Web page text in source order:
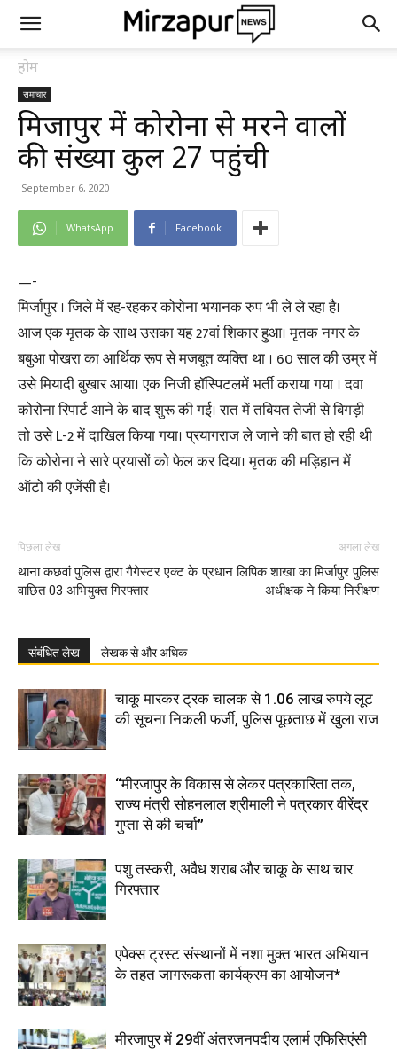
होम
समाचार
मिर्जापुर में कोरोना से मरने वालों
की संख्या कुल 27 पहुंची
September 6, 2020
WhatsApp Facebook
—-
मिर्जापुर । जिले में रह-रहकर कोरोना भयानक रुप भी ले ले रहा है।
आज एक मृतक के साथ उसका यह 27वां शिकार हुआ। मृतक नगर के
बबुआ पोखरा का आर्थिक रूप से मजबूत व्यक्ति था । 60 साल की उम्र में
उसे मियादी बुखार आया। एक निजी हॉस्पिटलमें भर्ती कराया गया । दवा
कोरोना रिपार्ट आने के बाद शुरू की गई। रात में तबियत तेजी से बिगड़ी
तो उसे L-2 में दाखिल किया गया। प्रयागराज ले जाने की बात हो रही थी
कि कोरोना ने सारे प्रयासों को फेल कर दिया। मृतक की मड़िहान में
ऑटो की एजेंसी है।
पिछला लेख
थाना कछवां पुलिस द्वारा गैगेस्टर एक्ट के
वाछित 03 अभियुक्त गिरफ्तार
अगला लेख
प्रधान लिपिक शाखा का मिर्जापुर पुलिस
अधीक्षक ने किया निरीक्षण
संबंधित लेख लेखक से और अधिक
चाकू मारकर ट्रक चालक से 1.06 लाख रुपये लूट
की सूचना निकली फर्जी, पुलिस पूछताछ में खुला राज
“मीरजापुर के विकास से लेकर पत्रकारिता तक,
राज्य मंत्री सोहनलाल श्रीमाली ने पत्रकार वीरेंद्र
गुप्ता से की चर्चा”
पशु तस्करी, अवैध शराब और चाकू के साथ चार
गिरफ्तार
एपेक्स ट्रस्ट संस्थानों में नशा मुक्त भारत अभियान
के तहत जागरूकता कार्यक्रम का आयोजन*
मीरजापुर में 29वीं अंतरजनपदीय एलार्म एफिसिएंसी